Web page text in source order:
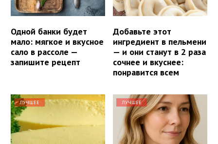
Одной банки будет
мало: мягкое и вкусное
сало в рассоле —
запишите рецепт
Добавьте этот
ингредиент в пельмени
— и они станут в 2 раза
сочнее и вкуснее:
понравится всем
ЛУЧШЕЕ ЛУЧШЕЕ